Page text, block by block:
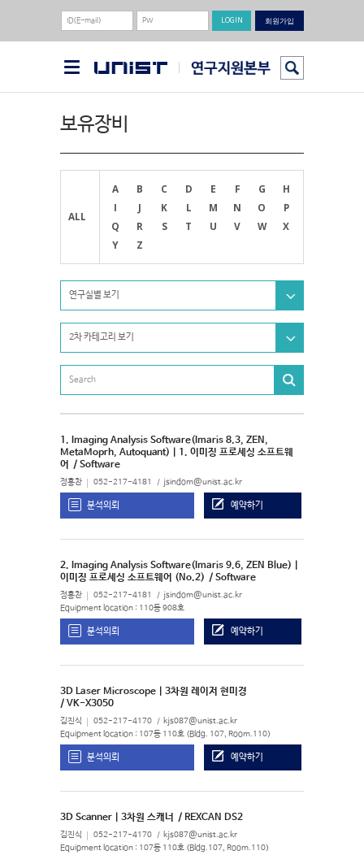
회원가입
보유장비
ALL
A B C D E F G
H
I
J K L M N O
P
Q
R S T U V W
X
Y
Z
연구실별 보기
2차 카테고리 보기
1. Imaging Analysis Software(Imaris 8.3, ZEN,
MetaMoprh, Autoquant) | 1. 이미징 프로세싱 소프트웨
어 / Software
정홍찬 052-217-4181 jsindom@unist.ac.kr
분석의뢰 예약하기
2. Imaging Analysis Software(Imaris 9.6, ZEN Blue) |
이미징 프로세싱 소프트웨어 (No.2) / Software
정홍찬 052-217-4181 jsindom@unist.ac.kr
Equipment location : 110동 908호
분석의뢰 예약하기
3D Laser Microscope | 3차원 레이저 현미경
/ VK-X3050
김진식 052-217-4170 kjs087@unist.ac.kr
Equipment location : 107동 110호 (Bldg. 107, Room.110)
분석의뢰 예약하기
3D Scanner | 3차원 스캐너 / REXCAN DS2
김진식 052-217-4170 kjs087@unist.ac.kr
Equipment location : 107동 110호 (Bldg.107, Room.110)